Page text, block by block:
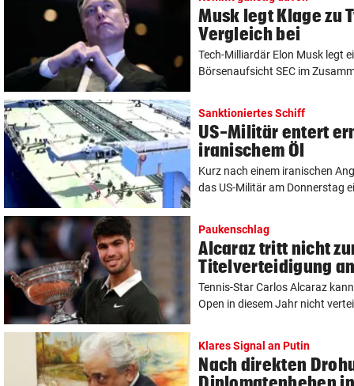
Musk legt Klage zu
Vergleich bei
Tech-Milliardär Elon Musk legt
Börsenaufsicht SEC im
Sanktioniertes Schiff
US-Militär entert
iranischem Öl
Kurz nach einem iranischen
das US-Militär am Donnerstag
Paukenschlag
Alcaraz tritt nicht
Titelverteidigung an
Tennis-Star Carlos Alcaraz
Open in diesem Jahr nicht
Klares Signal an Putin
Nach direkten